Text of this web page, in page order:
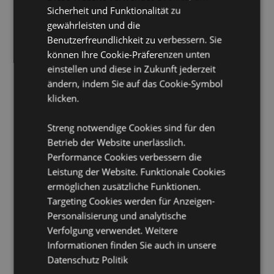
Duft Inhaltsstoffe:Auf der Verpackung gelistet.
Sicherheitsinformation:Von Kindern fernhalten.
Weitere Sicherheitsinformation ist auf der Verpackung
zu finden.
Lizenz-Informationen:Dieses Produkt ist voll lizenziert
und kann weltweit verkauft werden, außer in den
USA. Wenn Sie für eine Lieferung in die USA bestellen,
das Produkt sonst aus Ihrer Bestellung entfernt wird.
Wenn Sie weitere Informationen benötigen, wenden
Sie sich bitte an unser Kundenservice Team.
Produkttressourcen:
Möchten Sie mehr über den Einkauf bei Puckator
erfahren?Dann lesen Sie unserenLeitfaden für
Kundeninformationen.
Produktattribute
Sicherheit und Funktionalität zu
gewährleisten und die
Benutzerfreundlichkeit zu verbessern. Sie
können Ihre Cookie-Präferenzen unten
einstellen und diese in Zukunft jederzeit
ändern, indem Sie auf das Cookie-Symbol
klicken.
Streng notwendige Cookies sind für den
Betrieb der Website unerlässlich.
Performance Cookies verbessern die
Leistung der Website. Funktionale Cookies
ermöglichen zusätzliche Funktionen.
Targeting Cookies werden für Anzeigen-
Personalisierung und analytische
Verfolgung verwendet. Weitere
Informationen finden Sie auch in unsere
Datenschutz Politik